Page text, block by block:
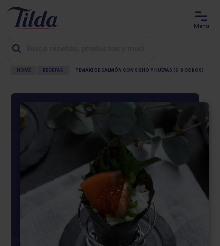
Jump
content
Menu
HOME RECETAS TEMAKI DE SALMÓN CON SISHO Y HUEVAS (6-8 CONOS)